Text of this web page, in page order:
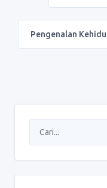
Pengenalan